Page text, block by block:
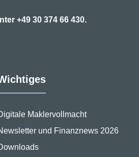
+49 30 374 66 430.
Maklervollmacht
und Finanznews 2026